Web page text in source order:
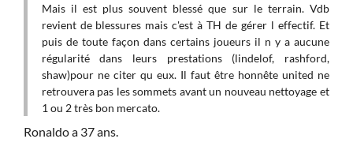
Mais il est plus souvent blessé que sur le terrain. Vdb
revient de blessures mais c'est à TH de gérer l effectif. Et
puis de toute façon dans certains joueurs il n y a aucune
régularité dans leurs prestations (lindelof, rashford,
shaw)pour ne citer qu eux. Il faut être honnête united ne
retrouvera pas les sommets avant un nouveau nettoyage et
1 ou 2 très bon mercato.
Ronaldo a 37 ans.